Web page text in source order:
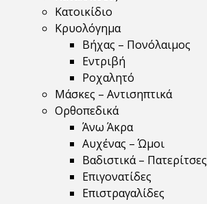
Κατοικίδιο
Κρυολόγημα
Βήχας – Πονόλαιμος
Εντριβή
Ροχαλητό
Μάσκες – Αντισηπτικά
Ορθοπεδικά
Άνω Άκρα
Αυχένας – Ώμοι
Βαδιστικά – Πατερίτσες
Επιγονατίδες
Επιστραγαλίδες